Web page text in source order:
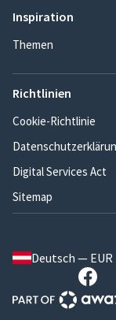
Inspiration
Themen
Richtlinien
Cookie-Richtlinie
Digital Services Act
Sitemap
Deutsch — EUR